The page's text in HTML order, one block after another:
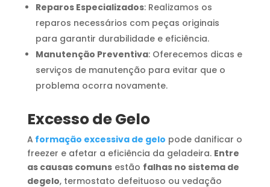
Reparos Especializados: Realizamos os
reparos necessários com peças originais
para garantir durabilidade e eficiência.
Manutenção Preventiva: Oferecemos dicas e
serviços de manutenção para evitar que o
problema ocorra novamente.
Excesso de Gelo
A formação excessiva de gelo pode danificar o
freezer e afetar a eficiência da geladeira. Entre
as causas comunsestão falhas no sistema de
degelo, termostato defeituoso ou vedação